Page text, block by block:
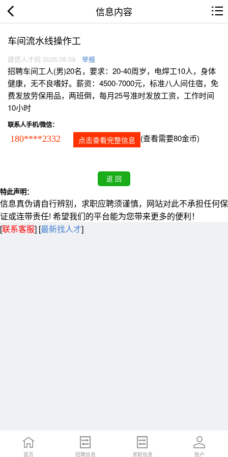
信息内容
车间流水线操作工
建德人才网 2026.08.09 举报
招聘车间工人(男)20名，要求：20-40周岁，电焊工10人，身体
健康，无不良嗜好。薪资：4500-7000元，标准八人间住宿，免
费发放劳保用品，两班倒，每月25号准时发放工资，工作时间
10小时
联系人手机/微信：
180****2332 点击查看完整信息 (查看需要80金币)
特此声明：
信息真伪请自行辨别，求职应聘须谨慎，网站对此不承担任何保
证或连带责任! 希望我们的平台能为您带来更多的便利！
[联系客服] [最新找人才]
首页 招聘信息 求职信息 账户